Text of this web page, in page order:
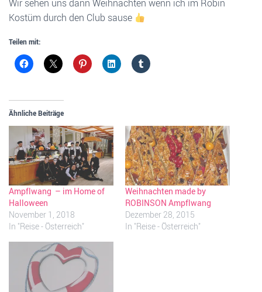
Wir sehen uns dann Weihnachten wenn ich im Robin
Kostüm durch den Club sause
Teilen mit:
Ähnliche Beiträge
Ampflwang – im Home of
Halloween
November 1, 2018
In "Reise - Österreich"
Weihnachten made by
ROBINSON Ampflwang
Dezember 28, 2015
In "Reise - Österreich"